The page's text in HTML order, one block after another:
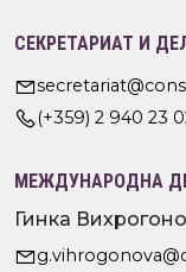
СЕКРЕТАРИАТ И
(+359) 2 940 23
МЕЖДУНАРОДНА
Гинка